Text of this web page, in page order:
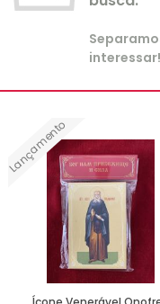
interessar!
Lançamento